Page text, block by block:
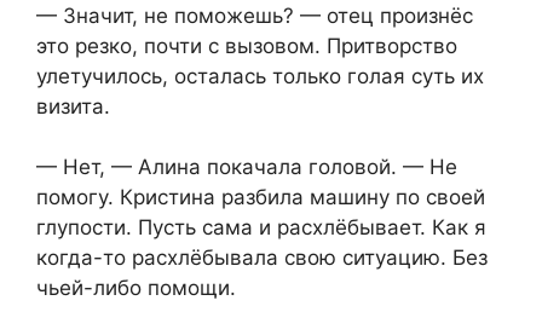
— Значит, не поможешь? — отец произнёс
это резко, почти с вызовом. Притворство
улетучилось, осталась только голая суть их
визита.
— Нет, — Алина покачала головой. — Не
помогу. Кристина разбила машину по своей
глупости. Пусть сама и расхлёбывает. Как я
когда-то расхлёбывала свою ситуацию. Без
чьей-либо помощи.